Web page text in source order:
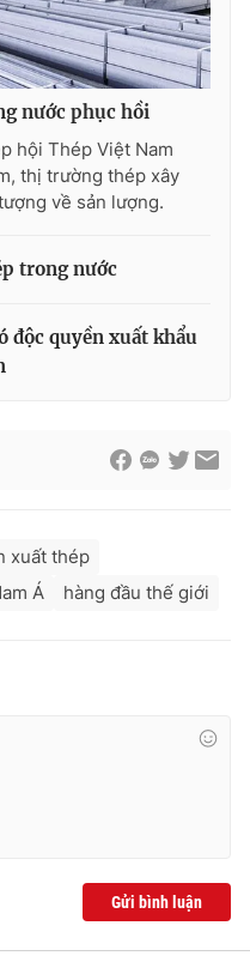
nước phục hồi
hội Thép Việt Nam
thị trường thép xây
về sản lượng.
trong nước
độc quyền xuất khẩu
xuất thép
Á hàng đầu thế giới
Gửi bình luận